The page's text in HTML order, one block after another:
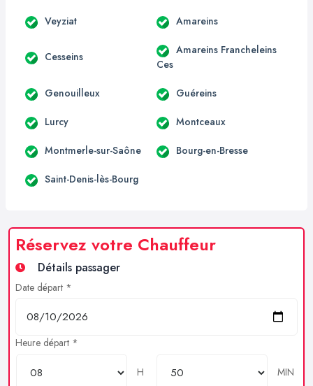
Veyziat Amareins
Cesseins
Amareins Francheleins
Ces
Genouilleux Guéreins
Lurcy Montceaux
Montmerle-sur-Saône Bourg-en-Bresse
Saint-Denis-lès-Bourg
Réservez votre Chauffeur
Détails passager
Date départ *
Heure départ *
H MIN